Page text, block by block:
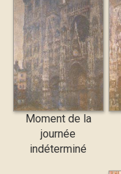
Moment de la
journée
indéterminé